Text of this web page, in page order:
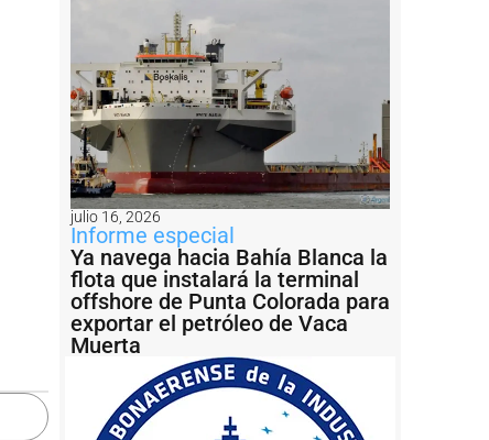
julio 16, 2026
Informe especial
Ya navega hacia Bahía Blanca la
flota que instalará la terminal
offshore de Punta Colorada para
exportar el petróleo de Vaca
Muerta